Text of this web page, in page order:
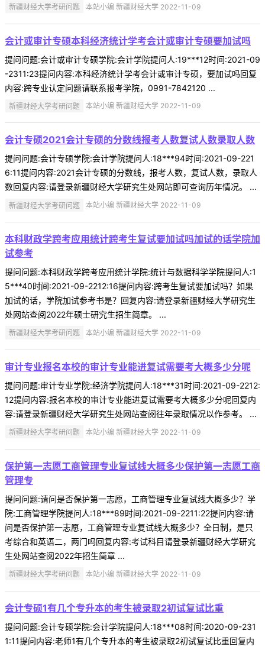
新疆财经大学考研问题 本站小编 新疆财经大学 2022-11-09
会计或审计专硕本科经济统计学考会计或审计专硕要加试吗
提问问题:会计或审计专硕学院:会计学院提问人:19***12时间:2021-09
-2311:23提问内容:本科经济统计学考会计或审计专硕，要加试吗回复
内容:跨专业认定问题请联系报考学院，0991-7842120 ...
新疆财经大学考研问题 本站小编 新疆财经大学 2022-11-09
会计专硕2021会计专硕的分数线报考人数复试人数录取人数
提问问题:会计专硕学院:会计学院提问人:18***94时间:2021-09-221
6:11提问内容:2021会计专硕的分数线，报考人数，复试人数，录取人
数回复内容:请登录新疆财经大学研究生处网站即可查询历年情况。 ...
新疆财经大学考研问题 本站小编 新疆财经大学 2022-11-09
本科财政学跨考应用统计跨考生复试要加试吗加试的话学院加
试参考
提问问题:本科财政学跨考应用统计学院:统计与数据科学学院提问人:1
5***40时间:2021-09-2212:16提问内容:跨考生复试要加试吗？如果
加试的话，学院加试参考书是？回复内容:请登录新疆财经大学研究生
处网站查阅2022年硕士研究生招生简章。 ...
新疆财经大学考研问题 本站小编 新疆财经大学 2022-11-09
审计专业报名本校的审计专业能进复试需要考大概多少分呢
提问问题:审计专业学院:经济学院提问人:18***31时间:2021-09-2212:
12提问内容:报名本校的审计专业能进复试需要考大概多少分呢回复内
容:请登录新疆财经大学研究生处网站查阅往年录取情况以作参考。 ...
新疆财经大学考研问题 本站小编 新疆财经大学 2022-11-09
保护第一志愿工商管理专业复试线大概多少保护第一志愿工商
管理专
提问问题:请问是否保护第一志愿，工商管理专业复试线大概多少？学
院:工商管理学院提问人:18***89时间:2021-09-2211:22提问内容:请
问是否保护第一志愿，工商管理专业复试线大概多少？全日制，是只
考综合和英语二，两门吗回复内容:考试科目请登录新疆财经大学研究
生处网站查阅2022年招生简章 ...
新疆财经大学考研问题 本站小编 新疆财经大学 2022-11-09
会计专硕1有几个专升本的考生被录取2初试复试比重
提问问题:会计专硕学院:会计学院提问人:18***08时间:2020-09-231
1:11提问内容:老师1有几个专升本的考生被录取2初试复试比重回复内